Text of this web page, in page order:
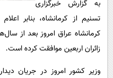
بین
به گزارش خبرگزاری
تسنیم از کرمانشاه، بنابر
کرمانشاه عراق امروز بعد از
زائران اربعین موافقت کرده است.
وزیر کشور امروز در جریان